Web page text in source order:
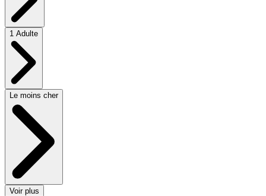
1 Adulte
Le moins cher
Voir plus